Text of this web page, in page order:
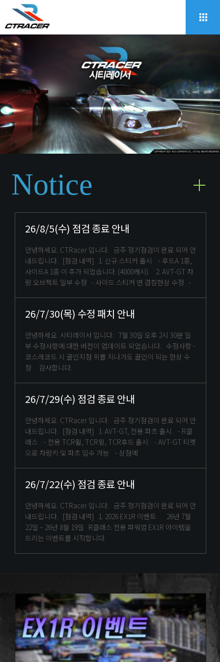
Notice
26/8/5(수) 점검 종료 안내
안녕하세요. CTRacer 입니다. 금주 정기점검이 완료 되어 안
내드립니다. [점검 내역] 1. 신규 스티커 출시 - 후드A 1종,
사이드A 1종 이 추가 되었습니다. (4000캐시) 2. AVT-GT 차
량 오브젝트 일부 수정 - 사이드 스티커 면 겹침현상 수정 -
26/7/30(목) 수정 패치 안내
안녕하세요. 시티레이서 입니다. 7월 30일 오후 2시 30분 일
부 수정사항에 대한 버전이 업데이트 되었습니다. 수정사항 -
코스레코드 시 골인지점 위를 지나가도 골인이 되는 현상 수
정 감사합니다.
26/7/29(수) 점검 종료 안내
안녕하세요. CTRacer 입니다. 금주 정기점검이 완료 되어 안
내드립니다. [점검 내역] 1. AVT-GT, 전용 파츠 출시 - R클
래스 - 전용 TCR휠, TCR윙, TCR후드 출시 - AVT-GT 티켓
으로 차량키 및 파츠 입수 가능 - 상점에
26/7/22(수) 점검 종료 안내
안녕하세요. CTRacer 입니다. 금주 정기점검이 완료 되어 안
내드립니다. [점검 내역] 1. 2026 EX1R 이벤트 26년 7월
22일 ~ 26년 8월 19일 R클래스 전용 파워업 EX1R 아이템을